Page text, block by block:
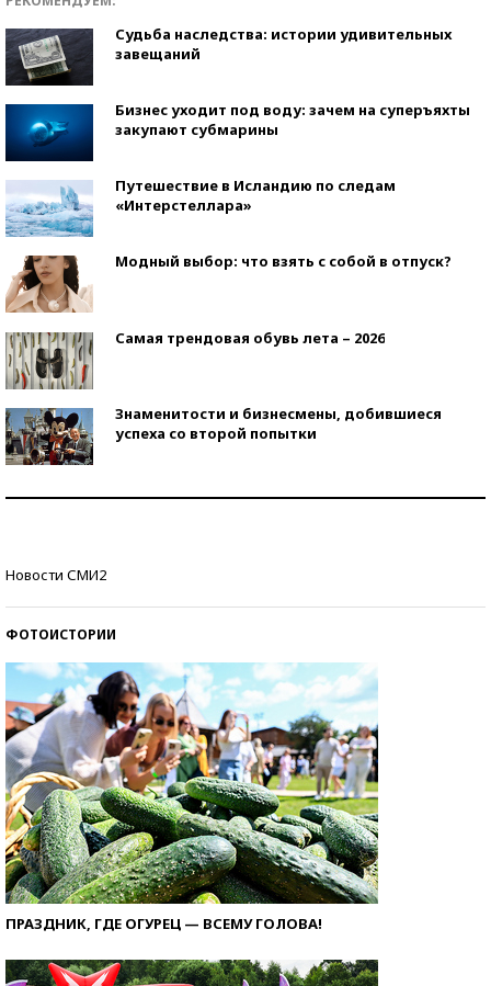
Судьба наследства: истории удивительных
завещаний
Бизнес уходит под воду: зачем на суперъяхты
закупают субмарины
Путешествие в Исландию по следам
«Интерстеллара»
Модный выбор: что взять с собой в отпуск?
Самая трендовая обувь лета – 2026
Знаменитости и бизнесмены, добившиеся
успеха со второй попытки
Новости СМИ2
ФОТОИСТОРИИ
ПРАЗДНИК, ГДЕ ОГУРЕЦ — ВСЕМУ ГОЛОВА!